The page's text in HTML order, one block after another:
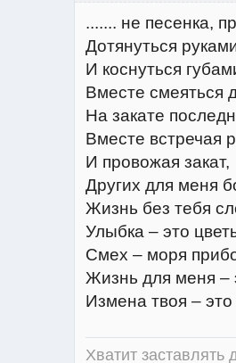
....... не песенка,
Дотянуться
И коснуться
Вместе смеяться
На закате
Вместе встречая
И провожая закат,
Других для меня
Жизнь без тебя
Улыбка – это
Смех – моря
Жизнь для меня –
Измена твоя –
Хватит заставлять